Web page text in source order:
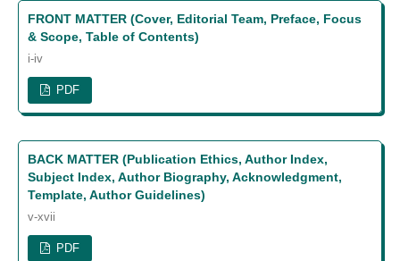
FRONT MATTER (Cover, Editorial Team, Preface, Focus
& Scope, Table of Contents)
i-iv
PDF
BACK MATTER (Publication Ethics, Author Index,
Subject Index, Author Biography, Acknowledgment,
Template, Author Guidelines)
v-xvii
PDF